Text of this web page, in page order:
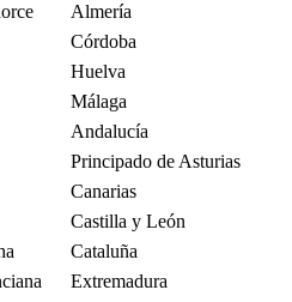
Almería
Córdoba
Huelva
Málaga
Andalucía
Principado de Asturias
Canarias
Castilla y León
Cataluña
Extremadura